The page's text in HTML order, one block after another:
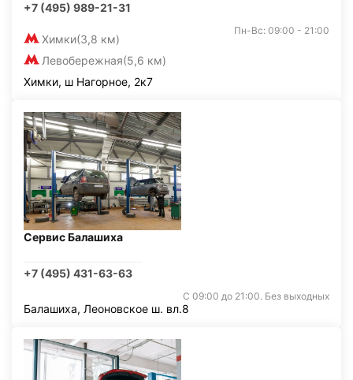
+7 (495) 989-21-31
Химки(3,8 км)
Левобережная(5,6 км)
Пн-Вс: 09:00 - 21:00
Химки, ш Нагорное, 2к7
Сервис Балашиха
+7 (495) 431-63-63
С 09:00 до 21:00. Без выходных
Балашиха, Леоновское ш. вл.8